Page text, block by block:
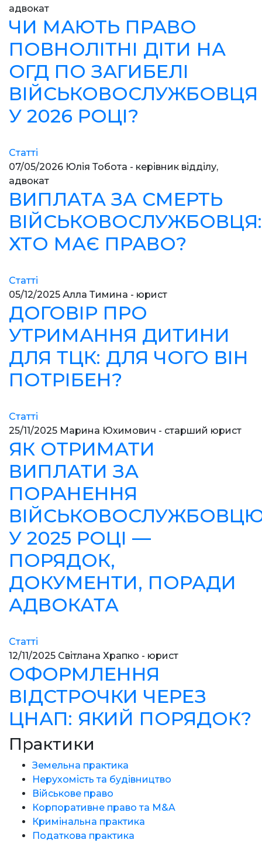
адвокат
ЧИ МАЮТЬ ПРАВО
ПОВНОЛІТНІ ДІТИ НА
ОГД ПО ЗАГИБЕЛІ
ВІЙСЬКОВОСЛУЖБОВЦЯ
У 2026 РОЦІ?
Статті
07/05/2026 Юлія Тобота - керівник відділу,
адвокат
ВИПЛАТА ЗА СМЕРТЬ
ВІЙСЬКОВОСЛУЖБОВЦЯ:
ХТО МАЄ ПРАВО?
Статті
05/12/2025 Алла Тимина - юрист
ДОГОВІР ПРО
УТРИМАННЯ ДИТИНИ
ДЛЯ ТЦК: ДЛЯ ЧОГО ВІН
ПОТРІБЕН?
Статті
25/11/2025 Марина Юхимович - старший юрист
ЯК ОТРИМАТИ
ВИПЛАТИ ЗА
ПОРАНЕННЯ
У 2025 РОЦІ —
ПОРЯДОК,
ДОКУМЕНТИ, ПОРАДИ
АДВОКАТА
Статті
12/11/2025 Світлана Храпко - юрист
ОФОРМЛЕННЯ
ВІДСТРОЧКИ ЧЕРЕЗ
ЦНАП: ЯКИЙ ПОРЯДОК?
Практики
Земельна практика
Нерухомість та будівництво
Військове право
Корпоративне право та M&A
Кримінальна практика
Податкова практика